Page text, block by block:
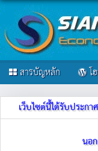
สารบัญหลัก โ
เว็บไซต์นี้ได้รับประก
นอ